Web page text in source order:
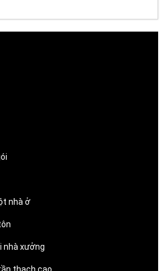
nhà ở
nhà xưởng